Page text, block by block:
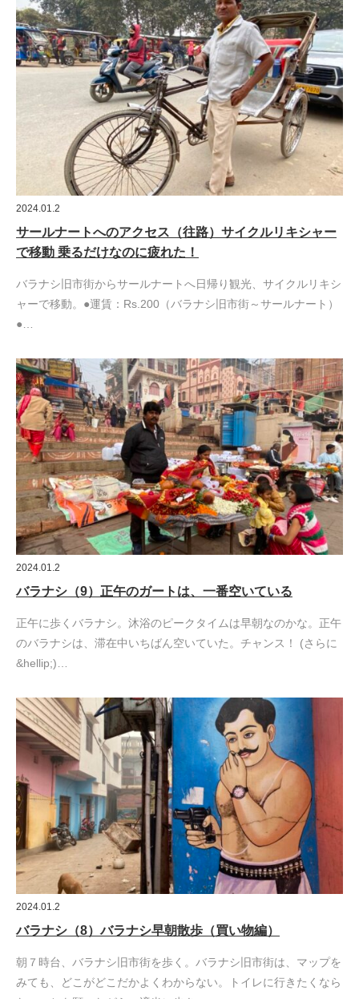
2024.01.2
サールナートへのアクセス（往路）サイクルリキシャー
で移動 乗るだけなのに疲れた！
バラナシ旧市街からサールナートへ日帰り観光、サイクルリキシ
ャーで移動。●運賃：Rs.200（バラナシ旧市街～サールナート）
●…
2024.01.2
バラナシ（9）正午のガートは、一番空いている
正午に歩くバラナシ。沐浴のピークタイムは早朝なのかな。正午
のバラナシは、滞在中いちばん空いていた。チャンス！ (さらに
&hellip;)…
2024.01.2
バラナシ（8）バラナシ早朝散歩（買い物編）
朝７時台、バラナシ旧市街を歩く。バラナシ旧市街は、マップを
みても、どこがどこだかよくわからない。トイレに行きたくなら